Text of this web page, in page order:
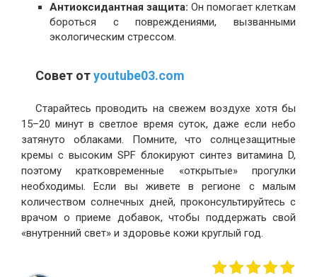
Антиоксидантная защита: Он помогает клеткам
бороться с повреждениями, вызванными
экологическим стрессом.
Совет отyoutube03.com
Старайтесь проводить на свежем воздухе хотя бы
15–20 минут в светлое время суток, даже если небо
затянуто облаками. Помните, что солнцезащитные
кремы с высоким SPF блокируют синтез витамина D,
поэтому кратковременные «открытые» прогулки
необходимы. Если вы живете в регионе с малым
количеством солнечных дней, проконсультируйтесь с
врачом о приеме добавок, чтобы поддержать свой
«внутренний свет» и здоровье кожи круглый год.